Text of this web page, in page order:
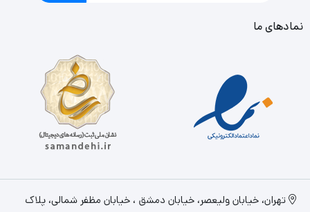
جالب است بدانید که میانگین زمان بین خطاها در
برابر با یک میلیون
ساعت می باشد. این هارد برای افرادی که به دنیال یک هارد
دیسک داخلی به منظور ذخیره سازی اطلاعات با سرعت بالا می
باشد، بسیار مناسب است.
نمادهای ما
تهران، خيابان وليعصر، خیابان دمشق ، خیابان مظفر شمالی، پلاک